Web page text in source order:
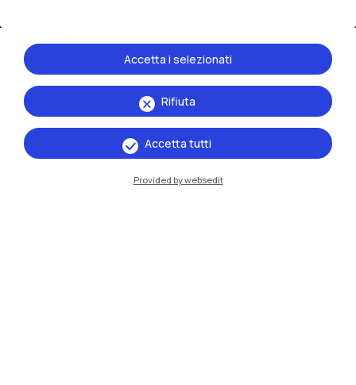
Rifiuta
Accetta i selezionati
Accetta tutti
Provided by websedit